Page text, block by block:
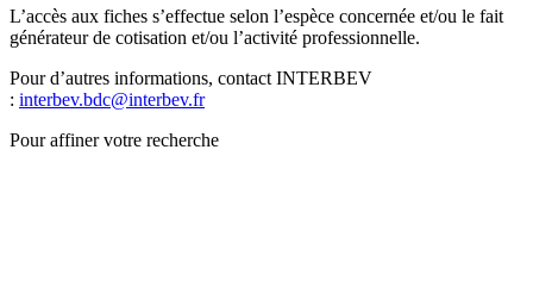
L’accès aux fiches s’effectue selon l’espèce concernée et/ou le fait
générateur de cotisation et/ou l’activité professionnelle.
Pour d’autres informations, contact INTERBEV
: interbev.bdc@interbev.fr
Pour affiner votre recherche